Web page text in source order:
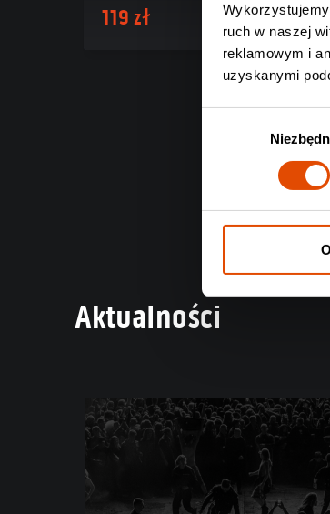
ruch w naszej
reklamowym i
uzyskanymi
119 zł
Aktualności